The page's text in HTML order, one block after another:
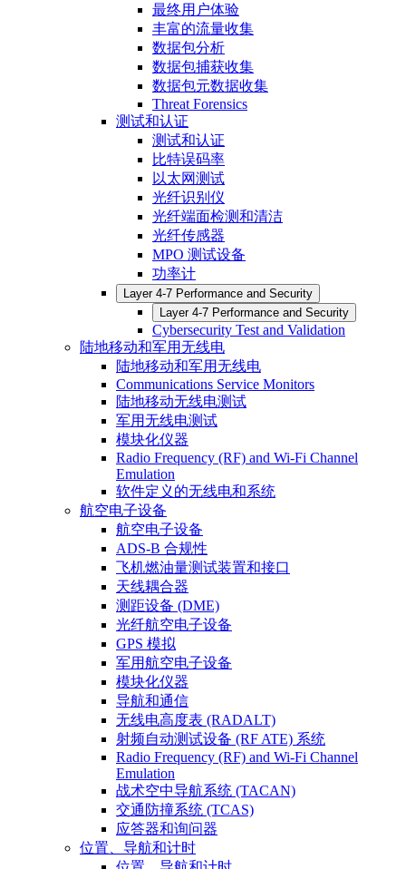
最终用户体验
丰富的流量收集
数据包分析
数据包捕获收集
数据包元数据收集
Threat Forensics
测试和认证
测试和认证
比特误码率
以太网测试
光纤识别仪
光纤端面检测和清洁
光纤传感器
MPO 测试设备
功率计
Layer 4-7 Performance and Security
Layer 4-7 Performance and Security
Cybersecurity Test and Validation
陆地移动和军用无线电
陆地移动和军用无线电
Communications Service Monitors
陆地移动无线电测试
军用无线电测试
模块化仪器
Radio Frequency (RF) and Wi-Fi Channel
Emulation
软件定义的无线电和系统
航空电子设备
航空电子设备
ADS-B 合规性
飞机燃油量测试装置和接口
天线耦合器
测距设备 (DME)
光纤航空电子设备
GPS 模拟
军用航空电子设备
模块化仪器
导航和通信
无线电高度表 (RADALT)
射频自动测试设备 (RF ATE) 系统
Radio Frequency (RF) and Wi-Fi Channel
Emulation
战术空中导航系统 (TACAN)
交通防撞系统 (TCAS)
应答器和询问器
位置、导航和计时